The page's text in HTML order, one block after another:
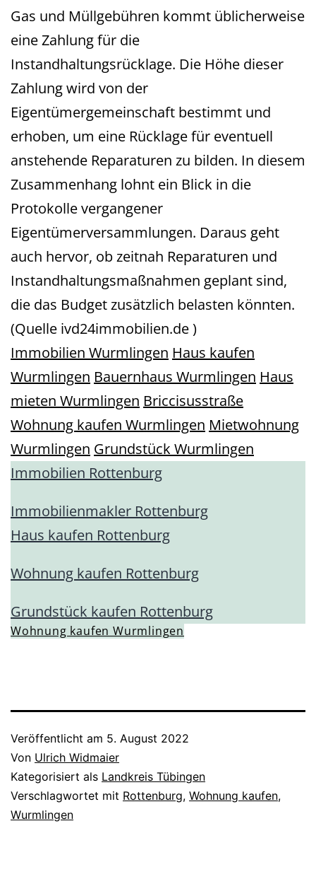
Gas und Müllgebühren kommt üblicherweise
eine Zahlung für die
Instandhaltungsrücklage. Die Höhe dieser
Zahlung wird von der
Eigentümergemeinschaft bestimmt und
erhoben, um eine Rücklage für eventuell
anstehende Reparaturen zu bilden. In diesem
Zusammenhang lohnt ein Blick in die
Protokolle vergangener
Eigentümerversammlungen. Daraus geht
auch hervor, ob zeitnah Reparaturen und
Instandhaltungsmaßnahmen geplant sind,
die das Budget zusätzlich belasten könnten.
(Quelle ivd24immobilien.de )
Immobilien Wurmlingen Haus kaufen
Wurmlingen Bauernhaus Wurmlingen Haus
mieten Wurmlingen Briccisusstraße
Wohnung kaufen Wurmlingen Mietwohnung
Wurmlingen Grundstück Wurmlingen
Immobilien Rottenburg
Immobilienmakler Rottenburg
Haus kaufen Rottenburg
Wohnung kaufen Rottenburg
Grundstück kaufen Rottenburg
Wohnung kaufen Wurmlingen
Veröffentlicht am 5. August 2022
Von Ulrich Widmaier
Kategorisiert als Landkreis Tübingen
Verschlagwortet mit Rottenburg, Wohnung kaufen,
Wurmlingen